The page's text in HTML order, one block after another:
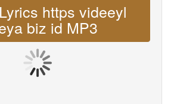
biz id MP3